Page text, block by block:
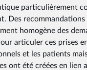
particulièrement
Des
homogène des
articuler ces prises
et les patients
ont été créées en lien